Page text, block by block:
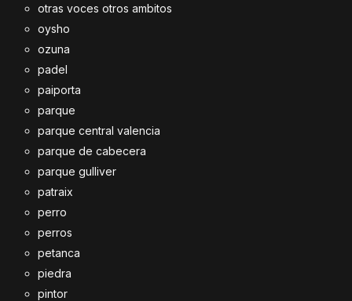
otras voces otros ambitos
oysho
ozuna
padel
paiporta
parque
parque central valencia
parque de cabecera
parque gulliver
patraix
perro
perros
petanca
piedra
pintor